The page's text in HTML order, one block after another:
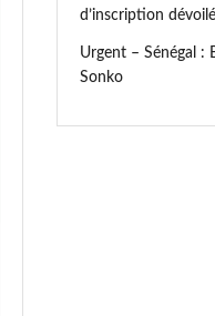
d’inscription
Urgent – Sénégal :
Sonko